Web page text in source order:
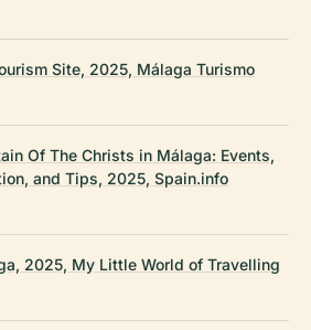
Site, 2025, Málaga Turismo
Of The Christs in Málaga: Events,
and Tips, 2025, Spain.info
2025, My Little World of Travelling